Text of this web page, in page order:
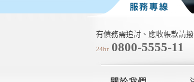
有債務需追討、應收帳款請撥
24hr 0800-5555-11